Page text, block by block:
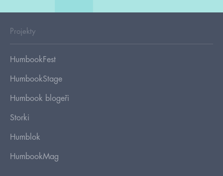
Projekty
HumbookFest
HumbookStage
Humbook blogeři
Storki
Humblok
HumbookMag